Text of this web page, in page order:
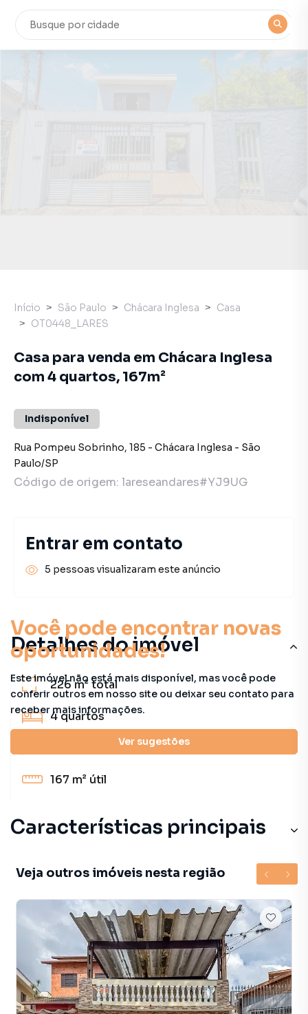
Você pode encontrar novas
oportunidades!
Este imóvel não está mais disponível, mas você pode
conferir outros em nosso site ou deixar seu contato para
receber mais informações.
Ver sugestões
Detalhes do imóvel
226 m²total
4quartos
167 m² útil
Características principais
Veja outros imóveis nesta região
Início São Paulo Chácara Inglesa
Casa
OT0448_LARES
Casa para venda em Chácara Inglesa
com 4 quartos, 167m²
Indisponível
Rua Pompeu Sobrinho, 185 - Chácara Inglesa - São
Paulo/SP
Código de origem: lareseandares#YJ9UG
Entrar em contato
5 pessoas visualizaram este anúncio